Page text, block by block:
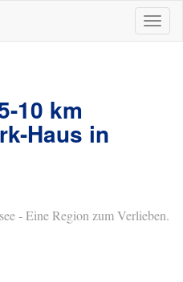
ein-/
10 km
Haus in
- Eine Region zum Verlieben.